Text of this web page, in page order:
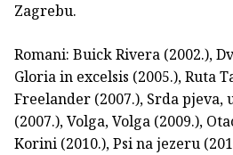
Zagrebu.
Romani: Buick Rivera (2002.),
Gloria in excelsis (2005.), Ruta
Freelander (2007.), Srda pjeva,
(2007.), Volga, Volga (2009.),
Kori­ni (2010.), Psi na jezeru